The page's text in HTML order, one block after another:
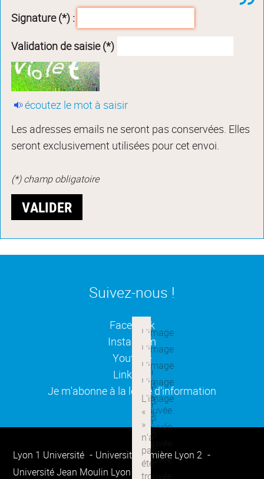
Signature (*) :
Validation de saisie (*)
écoutez le mot à saisir
Les adresses emails ne seront pas conservées. Elles
seront exclusivement utilisées pour cet envoi.
(*) champ obligatoire
Suivez-nous !
Facebook(ouverture dans une
Instagram(ouverture dans une
Youtube(ouverture dans une
Linkedin
(ouverture dans une
Je m'abonne à la lettre d'information
(ouverture dans une
Lyon 1 Université
Université Lumière Lyon 2
Université Jean Moulin Lyon 3